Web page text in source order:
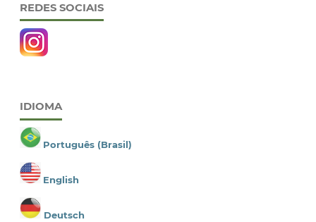
REDES SOCIAIS
IDIOMA
Português (Brasil)
English
Deutsch